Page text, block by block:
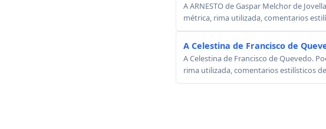
A ARNESTO de Gaspar Melchor de
métrica, rima utilizada, comentarios
A Celestina de Francisco de
A Celestina de Francisco de Quevedo.
rima utilizada, comentarios estilísticos